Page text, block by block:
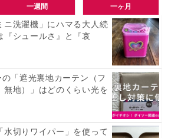
一週間 一ヶ月
ニ洗濯機」にハマる大人続
『シュールさ』と『哀
「遮光裏地カーテン（フ
無地）」はどのくらい光を
水切りワイパー」を使って